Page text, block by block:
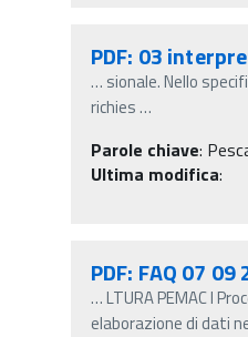
PDF: 03
… sionale. Nello
richies…
Parole chiave:
Ultima modifica:
PDF: FAQ 07
…LTURA PEMAC I
elaborazione di dati